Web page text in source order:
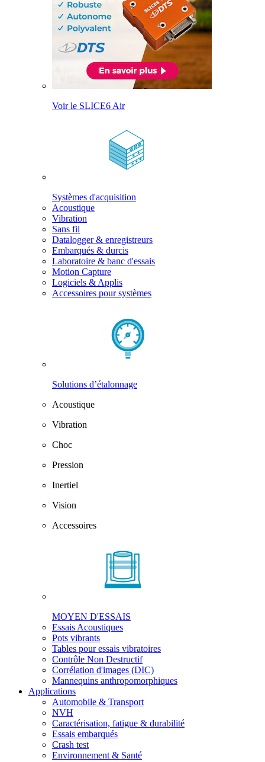
Voir le SLICE6 Air
Systèmes d'acquisition
Acoustique
Vibration
Sans fil
Datalogger & enregistreurs
Embarqués & durcis
Laboratoire & banc d'essais
Motion Capture
Logiciels & Applis
Accessoires pour systèmes
Solutions d’étalonnage
Acoustique
Vibration
Choc
Pression
Inertiel
Vision
Accessoires
MOYEN D'ESSAIS
Essais Acoustiques
Pots vibrants
Tables pour essais vibratoires
Contrôle Non Destructif
Corrélation d'images (DIC)
Mannequins anthropomorphiques
Applications
Automobile & Transport
NVH
Caractérisation, fatigue & durabilité
Essais embarqués
Crash test
Environnement & Santé